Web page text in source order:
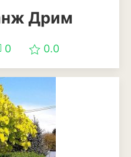
Дрим
0 0.0